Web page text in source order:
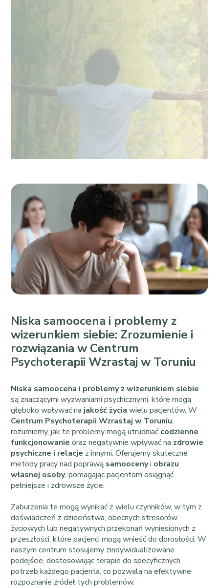
Niska samoocena i problemy z
wizerunkiem siebie: Zrozumienie i
rozwiązania w Centrum
Psychoterapii Wzrastaj w Toruniu
Niska samoocena i problemy z wizerunkiem siebie
są znaczącymi wyzwaniami psychicznymi, które mogą
głęboko wpływać na jakość życia wielu pacjentów. W
Centrum Psychoterapii Wzrastaj w Toruniu,
rozumiemy, jak te problemy mogą utrudniać codzienne
funkcjonowanie oraz negatywnie wpływać na zdrowie
psychiczne i relacje z innymi. Oferujemy skuteczne
metody pracy nad poprawą samoocenyi obrazu
własnej osoby, pomagając pacjentom osiągnąć
pełniejsze i zdrowsze życie.
Zaburzenia te mogą wynikać z wielu czynników, w tym z
doświadczeń z dzieciństwa, obecnych stresorów
życiowych lub negatywnych przekonań wyniesionych z
przeszłości, które pacjenci mogą wnieść do dorosłości. W
naszym centrum stosujemy zindywidualizowane
podejście, dostosowując terapie do specyficznych
potrzeb każdego pacjenta, co pozwala na efektywne
rozpoznanie źródeł tych problemów.